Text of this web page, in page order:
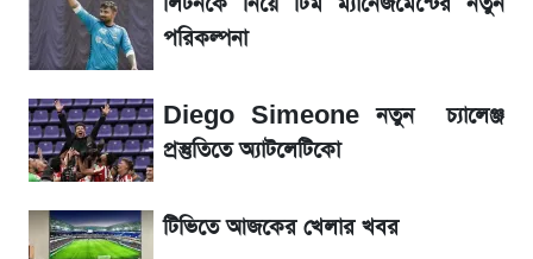
ড. ইউনূস বনাম তারেক রহমান—তুলনায় যা বললেন
কাদের সিদ্দিকী
পরিকল্পনা
Diego Simeone নতুন চ্যালেঞ্জ
প্রস্তুতিতে অ্যাটলেটিকো
টিভিতে আজকের খেলার খবর